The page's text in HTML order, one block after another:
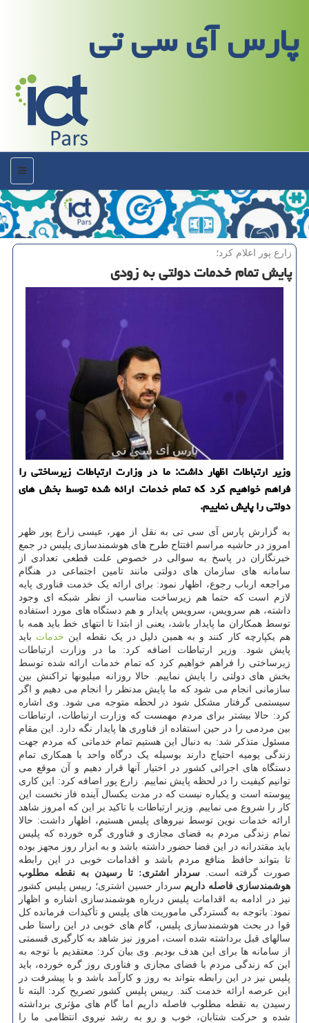
پارس آی سی تی
منو
زارع پور اعلام كرد؛
پایش تمام خدمات دولتی به زودی
وزیر ارتباطات اظهار داشت: ما در وزارت ارتباطات زیرساختی را
فراهم خواهیم کرد که تمام خدمات ارائه شده توسط بخش های
دولتی را پایش نماییم.
به گزارش پارس آی سی تی به نقل از مهر، عیسی زارع پور ظهر
امروز در حاشیه مراسم افتتاح طرح های هوشمندسازی پلیس در جمع
خبرنگاران در پاسخ به سوالی در خصوص علت قطعی تعدادی از
سامانه های سازمان های دولتی مانند تامین اجتماعی در هنگام
مراجعه ارباب رجوع، اظهار نمود: برای ارائه یک خدمت فناوری پایه
لازم است که حتما هم زیرساخت مناسب از نظر شبکه ای وجود
داشته، هم سرویس، سرویس پایدار و هم دستگاه های مورد استفاده
توسط همکاران ما پایدار باشد، یعنی از ابتدا تا انتهای خط باید همه با
هم یکپارچه کار کنند و به همین دلیل در یک نقطه این خدمات باید
پایش شود. وزیر ارتباطات اضافه کرد: ما در وزارت ارتباطات
زیرساختی را فراهم خواهیم کرد که تمام خدمات ارائه شده توسط
بخش های دولتی را پایش نماییم. حالا روزانه میلیونها تراکنش بین
سازمانی انجام می شود که ما پایش مدنظر را انجام می دهیم و اگر
سیستمی گرفتار مشکل شود در لحظه متوجه می شود. وی اشاره
کرد: حالا بیشتر برای مردم مهمست که وزارت ارتباطات، ارتباطات
بین مردمی را در حین استفاده از فناوری ها پایدار نگه دارد. این مقام
مسئول متذکر شد: به دنبال این هستیم تمام خدماتی که مردم جهت
زندگی یومیه احتیاج دارند بوسیله یک درگاه واحد با همکاری تمام
دستگاه های اجرائی کشور در اختیار آنها قرار دهیم و آن موقع می
توانیم کیفیت را در لحظه پایش نماییم. زارع پور اضافه کرد: این کاری
پیوسته است و یکباره نیست که در مدت یکسال آینده فاز نخست این
کار را شروع می نماییم. وزیر ارتباطات با تاکید بر این که امروز شاهد
ارائه خدمات نوین توسط نیروهای پلیس هستیم، اظهار داشت: حالا
تمام زندگی مردم به فضای مجازی و فناوری گره خورده که پلیس
باید مقتدرانه در این فضا حضور داشته باشد و به ابزار روز مجهز بوده
تا بتواند حافظ منافع مردم باشد و اقدامات خوبی در این رابطه
صورت گرفته است. سردار اشتری: تا رسیدن به نقطه مطلوب
هوشمندسازی فاصله داریم سردار حسین اشتری؛ رییس پلیس کشور
نیز در ادامه به اقدامات پلیس درباره هوشمندسازی اشاره و اظهار
نمود: باتوجه به گستردگی ماموریت های پلیس و تأکیدات فرمانده کل
قوا در بحث هوشمندسازی پلیس، گام های خوبی در این راستا طی
سالهای قبل برداشته شده است، امروز نیز شاهد به کارگیری قسمتی
از سامانه ها برای این هدف بودیم. وی بیان کرد: معتقدیم با توجه به
این که زندگی مردم با فضای مجازی و فناوری روز گره خورده، باید
پلیس نیز در این رابطه بتواند به روز و کارآمد باشد و با پیشرفت در
این عرصه ارائه خدمت کند. رییس پلیس کشور تصریح کرد: البته تا
رسیدن به نقطه مطلوب فاصله داریم اما گام های مؤثری برداشته
شده و حرکت شتابان، خوب و رو به رشد نیروی انتظامی ما را